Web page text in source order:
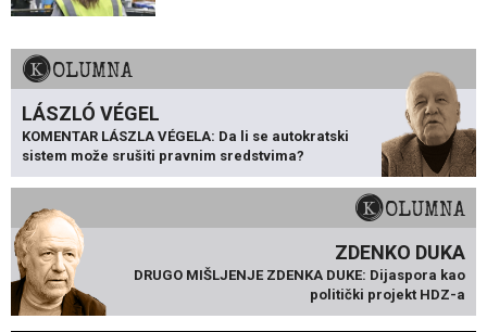
KOLUMNA
LÁSZLÓ VÉGEL
KOMENTAR LÁSZLA VÉGELA: Da li se autokratski
sistem može srušiti pravnim sredstvima?
KOLUMNA
ZDENKO DUKA
DRUGO MIŠLJENJE ZDENKA DUKE: Dijaspora kao
politički projekt HDZ-a